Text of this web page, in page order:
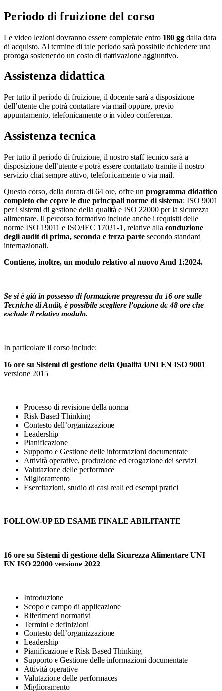
Periodo di fruizione del corso
Le video lezioni dovranno essere completate entro 180 gg dalla data
di acquisto. Al termine di tale periodo sarà possibile richiedere una
proroga sostenendo un costo di riattivazione aggiuntivo.
Assistenza didattica
Per tutto il periodo di fruizione, il docente sarà a disposizione
dell’utente che potrà contattare via mail oppure, previo
appuntamento, telefonicamente o in video conferenza.
Assistenza tecnica
Per tutto il periodo di fruizione, il nostro staff tecnico sarà a
disposizione dell’utente e potrà essere contattato tramite il nostro
servizio chat sempre attivo, telefonicamente o via mail.
Questo corso, della durata di 64 ore, offre un programma didattico
completo che copre le due principali norme di sistema: ISO 9001
per i sistemi di gestione della qualità e ISO 22000 per la sicurezza
alimentare. Il percorso formativo include anche i requisiti delle
norme ISO 19011 e ISO/IEC 17021-1, relative alla conduzione
degli audit di prima, seconda e terza parte secondo standard
internazionali.
Contiene, inoltre, un modulo relativo al nuovo Amd 1:2024.
Se si è già in possesso di formazione pregressa da 16 ore sulle
Tecniche di Audit, è possibile scegliere l’opzione da 48 ore che
esclude il relativo modulo.
In particolare il corso include:
16 ore su Sistemi di gestione della Qualità UNI EN ISO 9001
versione 2015
Processo di revisione della norma
Risk Based Thinking
Contesto dell’organizzazione
Leadership
Pianificazione
Supporto e Gestione delle informazioni documentate
Attività operative, produzione ed erogazione dei servizi
Valutazione delle performace
Miglioramento
Esercitazioni, studio di casi reali ed esempi pratici
FOLLOW-UP ED ESAME FINALE ABILITANTE
16 ore su Sistemi di gestione della Sicurezza Alimentare UNI
EN ISO 22000 versione 2022
Introduzione
Scopo e campo di applicazione
Riferimenti normativi
Termini e definizioni
Contesto dell’organizzazione
Leadership
Pianificazione e Risk Based Thinking
Supporto e Gestione delle informazioni documentate
Attività operative
Valutazione delle performaces
Miglioramento